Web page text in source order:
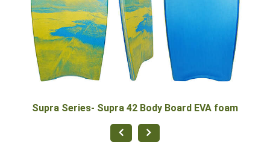
Supra Series- Supra 42 Body Board EVA foam